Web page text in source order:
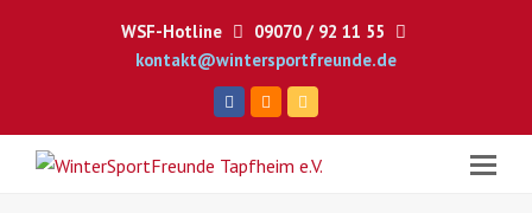
WSF-Hotline
09070 / 92 11 55
kontakt@wintersportfreunde.de
Facebook
Mail